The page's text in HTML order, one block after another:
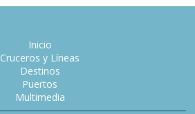
Inicio
Cruceros y Líneas
Destinos
Puertos
Multimedia